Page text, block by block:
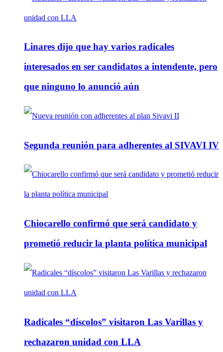
Linares dijo que hay varios radicales
interesados en ser candidatos a intendente, pero
que ninguno lo anunció aún
Segunda reunión para adherentes al SIVAVI IV
Chiocarello confirmó que será candidato y
prometió reducir la planta política municipal
Radicales “díscolos” visitaron Las Varillas y
rechazaron unidad con LLA